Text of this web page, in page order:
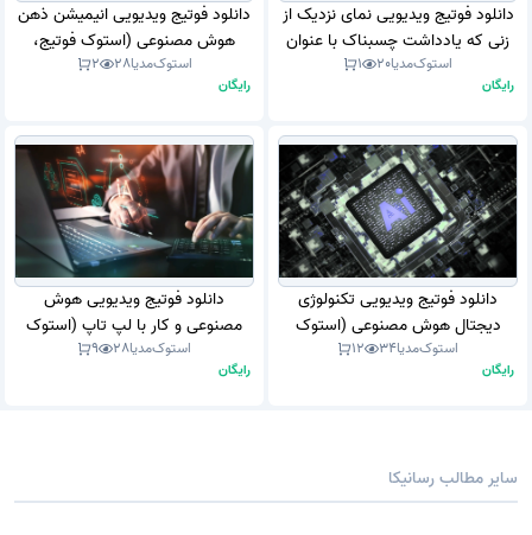
دانلود فوتیج ویدیویی نمای نزدیک از
زنی که یادداشت چسبناک با عنوان
(AI) ( هوش مصنوعی ) را بر روی
صفحه شفاف می گذارد. (استوک
استوک‌مدیا20
1
رایگان
دانلود فوتیج ویدیویی انیمیشن ذهن
هوش مصنوعی (استوک فوتیج،
موشن گرافیک)
استوک‌مدیا28
2
رایگان
دانلود فوتیج ویدیویی تکنولوژی
دیجتال هوش مصنوعی (استوک
فوتیج، موشن گرافیک)
استوک‌مدیا34
12
رایگان
دانلود فوتیج ویدیویی هوش
مصنوعی و کار با لپ تاپ (استوک
فوتیج، موشن گرافیک)
استوک‌مدیا28
9
رایگان
سایر مطالب رسانیکا